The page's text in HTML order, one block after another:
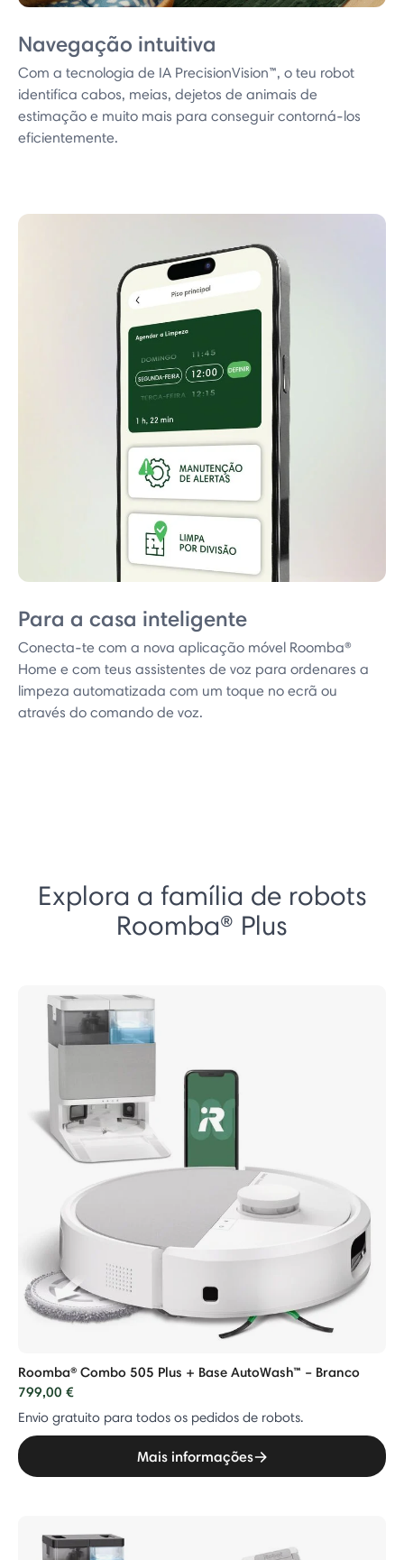
Navegação intuitiva
Com a tecnologia de IA PrecisionVision™, o teu robot
identifica cabos, meias, dejetos de animais de
estimação e muito mais para conseguir contorná-los
eficientemente.
Para a casa inteligente
Conecta-te com a nova aplicação móvel Roomba®
Home e com teus assistentes de voz para ordenares a
limpeza automatizada com um toque no ecrã ou
através do comando de voz.
Explora a família de robots
Roomba® Plus
Roomba® Combo 505 Plus + Base AutoWash™ – Branco
799,00 €
Envio gratuito para todos os pedidos de robots.
Mais informações